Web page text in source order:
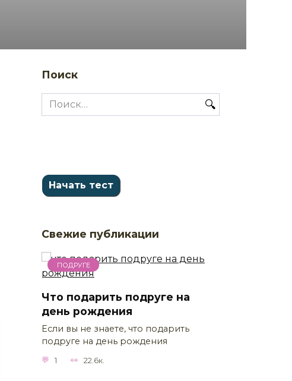
Поиск
Search
for:
Свежие публикации
ПОДРУГЕ
Что подарить подруге на
день рождения
Если вы не знаете, что подарить
подруге на день рождения
1 22.6к.